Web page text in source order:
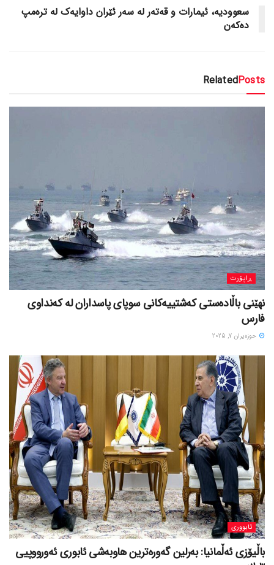
سعوودیە، ئیمارات و قەتەر لە سەر ئێران داوایەک لە ترەمپ
دەکەن
RelatedPosts
ڕاپۆرت
نهێنی باڵادەستی کەشتییەکانی سوپای پاسداران لە کەنداوی
فارس
حوزه‌یران 7, 2025
ئابووری
باڵیۆزی ئەڵمانیا: بەرلین گەورەترین هاوبەشی ئابوری ئەورووپیی